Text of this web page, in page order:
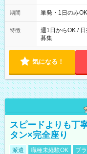
～21：00
期間 単発・1日のみOK
特徴
週1日からOK /
募集
気になる！
スピードよりも丁
タン×完全座り
派遣 職種未経験OK ブ